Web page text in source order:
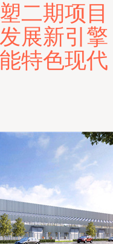
二期项目
展新引擎
特色现代